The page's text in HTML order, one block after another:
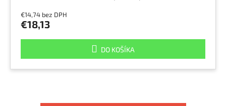
€14,74 bez DPH
€18,13
DO KOŠÍKA